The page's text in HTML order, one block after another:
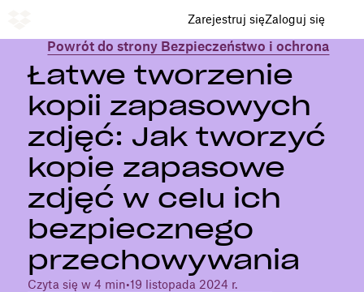
Zarejestruj sięZaloguj się
Powrót do strony Bezpieczeństwo i ochrona
Łatwe tworzenie
kopii zapasowych
zdjęć: Jak tworzyć
kopie zapasowe
zdjęć w celu ich
bezpiecznego
przechowywania
Czyta się w 4 min•19 listopada 2024 r.